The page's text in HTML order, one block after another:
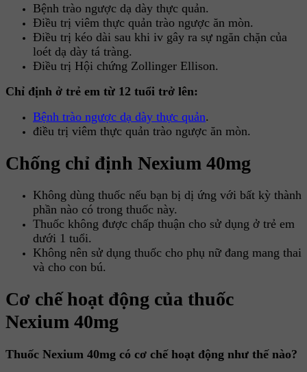
Bệnh trào ngược dạ dày thực quản.
Điều trị viêm thực quản trào ngược ăn mòn.
Điều trị kéo dài sau khi iv gây ra sự ngăn chặn của
loét dạ dày tá tràng.
Điều trị Hội chứng Zollinger Ellison.
Chỉ định ở trẻ em từ 12 tuổi trở lên:
Bệnh trào ngược dạ dày thực quản.
điều trị viêm thực quản trào ngược ăn mòn.
Chống chỉ định Nexium 40mg
Không dùng thuốc nếu bạn bị dị ứng với bất kỳ thành
phần nào có trong thuốc này.
Thuốc không được chấp thuận cho sử dụng ở trẻ em
dưới 1 tuổi.
Không nên sử dụng thuốc cho phụ nữ đang mang thai
và cho con bú.
Cơ chế hoạt động của thuốc
Nexium 40mg
Thuốc Nexium 40mg có cơ chế hoạt động như thế nào?